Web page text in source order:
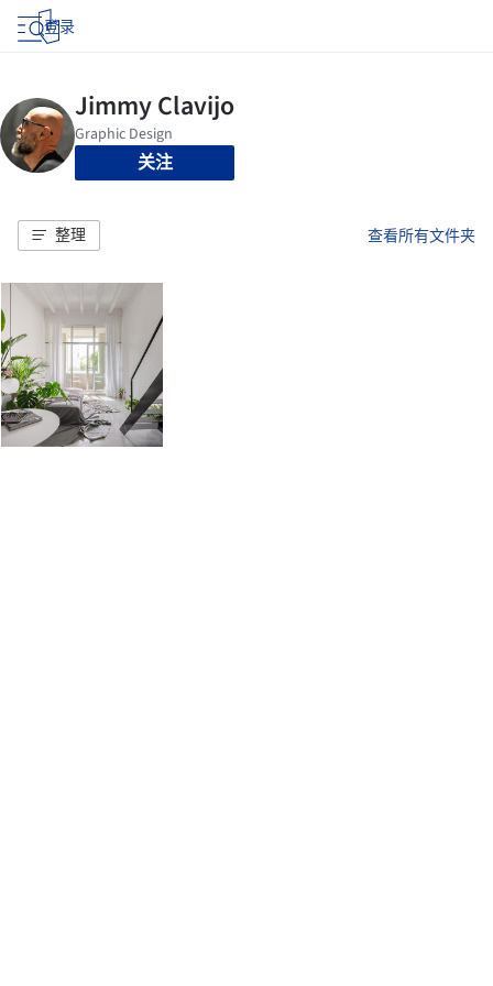
登录
关注
整理 查看所有文件夹